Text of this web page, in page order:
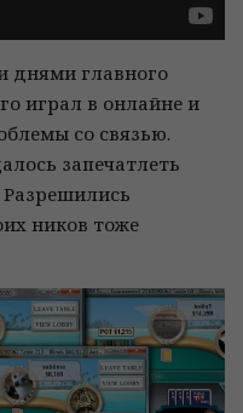
днями главного
играл в онлайне и
со связью.
запечатлеть
ников тоже